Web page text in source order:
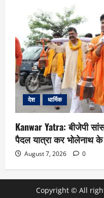
देश धार्मिक
Kanwar Yatra: बीजेपी
पैदल यात्रा कर भोलेनाथ
August 7, 2026 0